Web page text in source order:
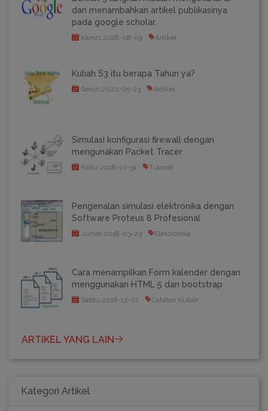
dan menambahkan artikel publikasinya
pada google scholar.
Kamis,2018-08-09 Artikel
Kuliah S3 itu berapa Tahun ya?
Senin,2022-05-23 Artikel
Simulasi konfigurasi firewall dengan
mengunakan Packet Tracer
Rabu,2018-10-31 Tutorial
Pengenalan simulasi elektronika dengan
Software Proteus 8 Profesional
Jumat,2018-03-23 Elektronika
Cara menampilkan Form kalender dengan
menggunakan HTML 5 dan bootstrap
Sabtu,2018-12-01 Catatan Kuliah
ARTIKEL YANG LAIN
Kategori Artikel